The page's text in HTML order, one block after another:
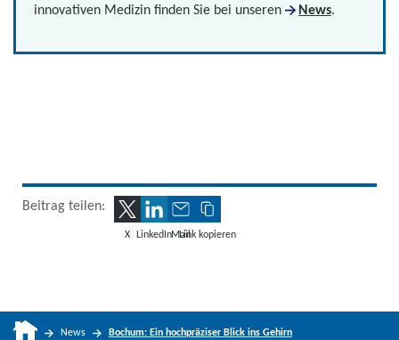
innovativen Medizin finden Sie bei unseren
News.
Beitrag teilen:
X LinkedInMailLink kopieren
News Bochum: Ein hochpräziser Blick ins Gehirn